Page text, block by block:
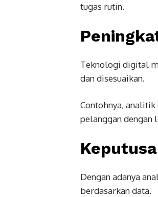
tugas rutin.
Teknologi digital
dan disesuaikan.
Contohnya,
pelanggan dengan
Dengan adanya
berdasarkan data.